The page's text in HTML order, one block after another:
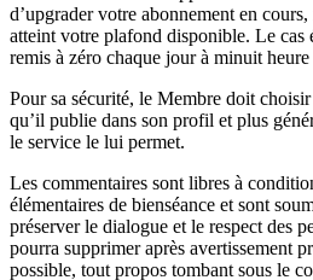
d’upgrader votre abonnement en
atteint votre plafond disponible. Le cas
remis à zéro chaque jour à minuit
Pour sa sécurité, le Membre doit
qu’il publie dans son profil et plus
le service le lui permet.
Les commentaires sont libres à
élémentaires de bienséance et sont
préserver le dialogue et le respect des
pourra supprimer après avertissement
possible, tout propos tombant sous le